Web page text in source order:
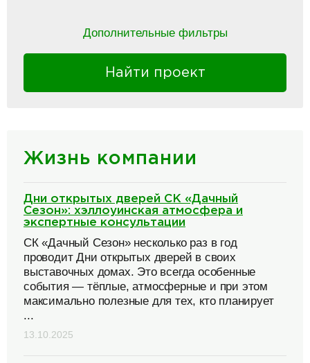
Дополнительные фильтры
Найти проект
Жизнь компании
Дни открытых дверей СК «Дачный
Сезон»: хэллоуинская атмосфера и
экспертные консультации
СК «Дачный Сезон» несколько раз в год
проводит Дни открытых дверей в своих
выставочных домах. Это всегда особенные
события — тёплые, атмосферные и при этом
максимально полезные для тех, кто планирует
...
13.10.2025